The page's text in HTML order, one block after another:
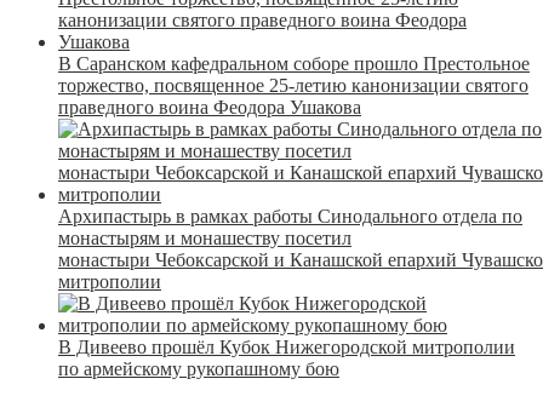
В Саранском кафедральном соборе прошло Престольное
торжество, посвященное 25-летию канонизации святого
праведного воина Феодора Ушакова
Архипастырь в рамках работы Синодального отдела по
монастырям и монашеству посетил
монастыри Чебоксарской и Канашской епархий
митрополии
В Дивеево прошёл Кубок Нижегородской митрополии
по армейскому рукопашному бою